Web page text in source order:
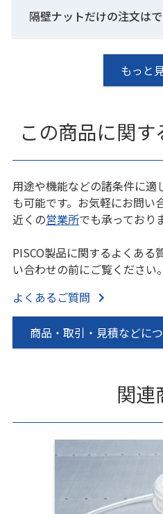
隔壁ナットだけの注文は
もっと
この商品に関
用途や機能などの諸条件に適
も可能です。お気軽にお問い
近くの営業所でも承っており
PISCO製品に関するよくある
い合わせの前にご覧ください。
よくあるご質問
商品・取引・見積などに
関連